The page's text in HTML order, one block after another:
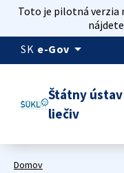
Toto je pilotná verzia
SK e-Gov arrow_drop_down
Štátny
liečiv
Domov